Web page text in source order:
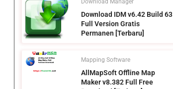
Download Manager
Download IDM v6.42 Build 63
Full Version Gratis
Permanen [Terbaru]
Mapping Software
AllMapSoft Offline Map
Maker v8.382 Full Free